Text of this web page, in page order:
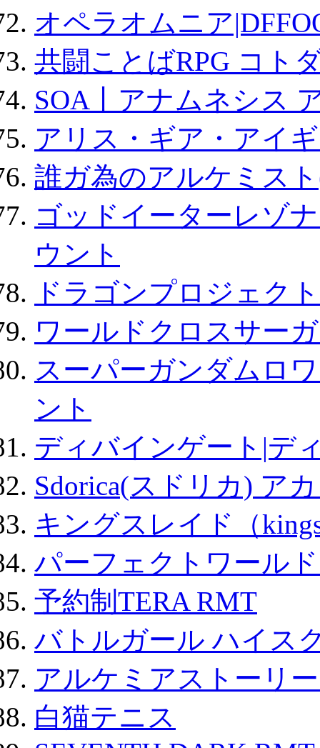
オペラオムニア
共闘ことばRPG コト
SOA丨アナムネシス
アリス・ギア・アイ
誰ガ為のアルケミス
ゴッドイーターレゾ
ウント
ドラゴンプロジェク
ワールドクロスサー
スーパーガンダムロ
ント
ディバインゲート|デ
Sdorica(スドリカ) ア
キングスレイド（
パーフェクトワール
予約制TERA RMT
バトルガール ハイス
アルケミアストーリ
白猫テニス